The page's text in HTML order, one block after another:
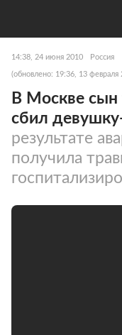
14:38, 24 июня 2010 Россия
(обновлено: 19:36, 13 февраля
В Москве сын
сбил
результате
получила